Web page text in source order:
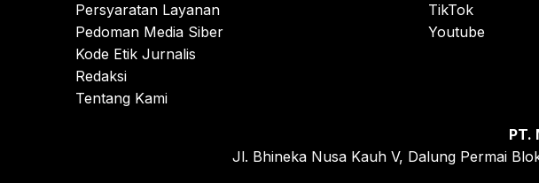
Persyaratan Layanan
Pedoman Media Siber
Kode Etik Jurnalis
Redaksi
Tentang Kami
TikTok
Youtube
PT.
Jl. Bhineka Nusa Kauh V, Dalung Permai